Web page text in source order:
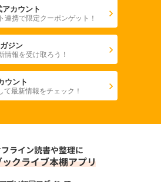
カウント
連携で限定クーポンゲット！
ジン
情報を受け取ろう！
ウント
て最新情報をチェック！